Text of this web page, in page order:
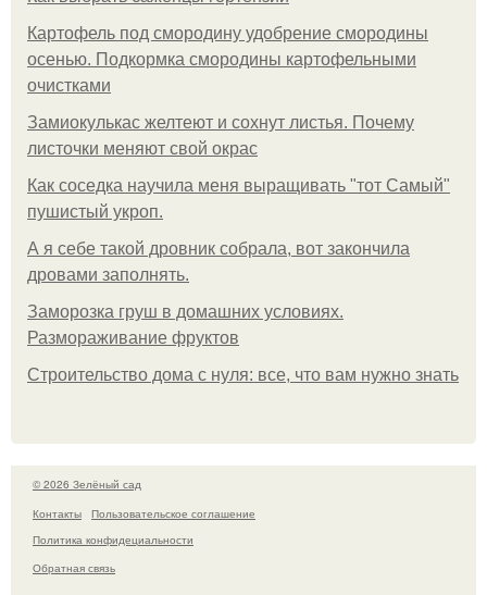
Картофель под смородину удобрение смородины
осенью. Подкормка смородины картофельными
очистками
Замиокулькас желтеют и сохнут листья. Почему
листочки меняют свой окрас
Как соседка научила меня выращивать "тот Самый"
пушистый укроп.
А я себе такой дровник собрала, вот закончила
дровами заполнять.
Заморозка груш в домашних условиях.
Размораживание фруктов
Строительство дома с нуля: все, что вам нужно знать
© 2026 Зелёный сад
Контакты
Пользовательское соглашение
Политика конфидециальности
Обратная связь